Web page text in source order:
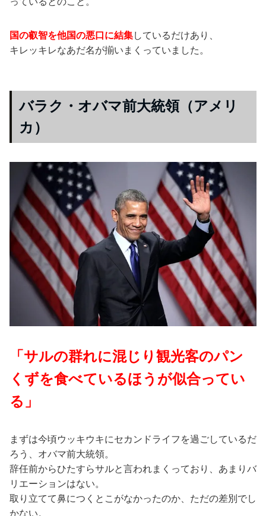
国の叡智を他国の悪口に結集しているだけあり、
キレッキレなあだ名が揃いまくっていました。
バラク・オバマ前大統領（アメリ
カ）
「サルの群れに混じり観光客のパン
くずを食べているほうが似合ってい
る」
まずは今頃ウッキウキにセカンドライフを過ごしているだ
ろう、オバマ前大統領。
辞任前からひたすらサルと言われまくっており、あまりバ
リエーションはない。
取り立てて鼻につくとこがなかったのか、ただの差別でし
かない。